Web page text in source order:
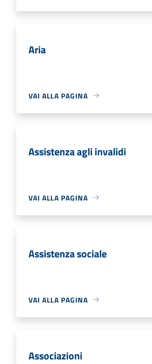
Aria
VAI ALLA PAGINA
Assistenza agli invalidi
VAI ALLA PAGINA
Assistenza sociale
VAI ALLA PAGINA
Associazioni